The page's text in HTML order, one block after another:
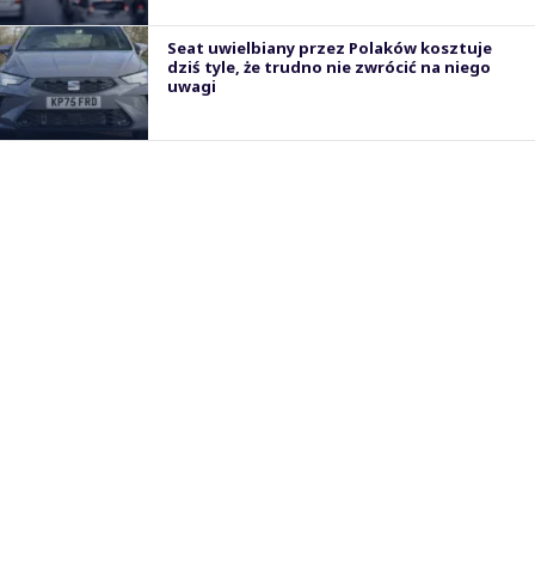
Seat uwielbiany przez Polaków kosztuje
dziś tyle, że trudno nie zwrócić na niego
uwagi